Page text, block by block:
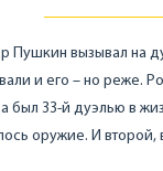
Пушкин вызывал на
и его – но реже.
был 33-й дуэлью в
оружие. И второй,